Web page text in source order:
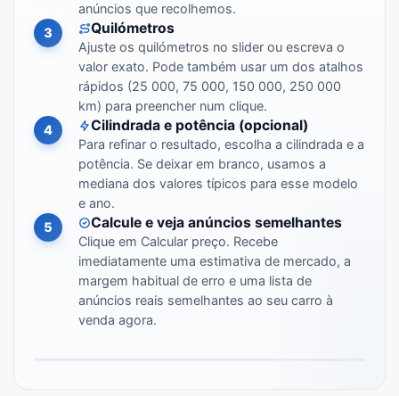
anúncios que recolhemos.
3
Quilómetros
Ajuste os quilómetros no slider ou escreva o
valor exato. Pode também usar um dos atalhos
rápidos (25 000, 75 000, 150 000, 250 000
km) para preencher num clique.
4
Cilindrada e potência (opcional)
Para refinar o resultado, escolha a cilindrada e a
potência. Se deixar em branco, usamos a
mediana dos valores típicos para esse modelo
e ano.
5
Calcule e veja anúncios semelhantes
Clique em Calcular preço. Recebe
imediatamente uma estimativa de mercado, a
margem habitual de erro e uma lista de
anúncios reais semelhantes ao seu carro à
venda agora.